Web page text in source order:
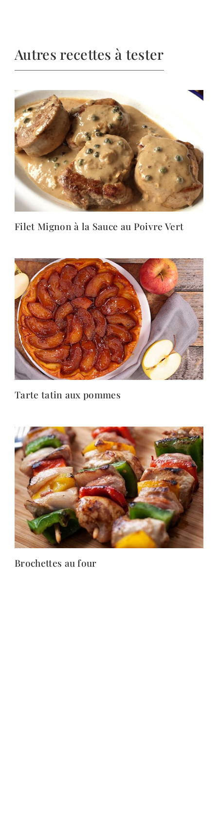
Autres recettes à tester
Filet Mignon à la Sauce au Poivre Vert
Tarte tatin aux pommes
Brochettes au four